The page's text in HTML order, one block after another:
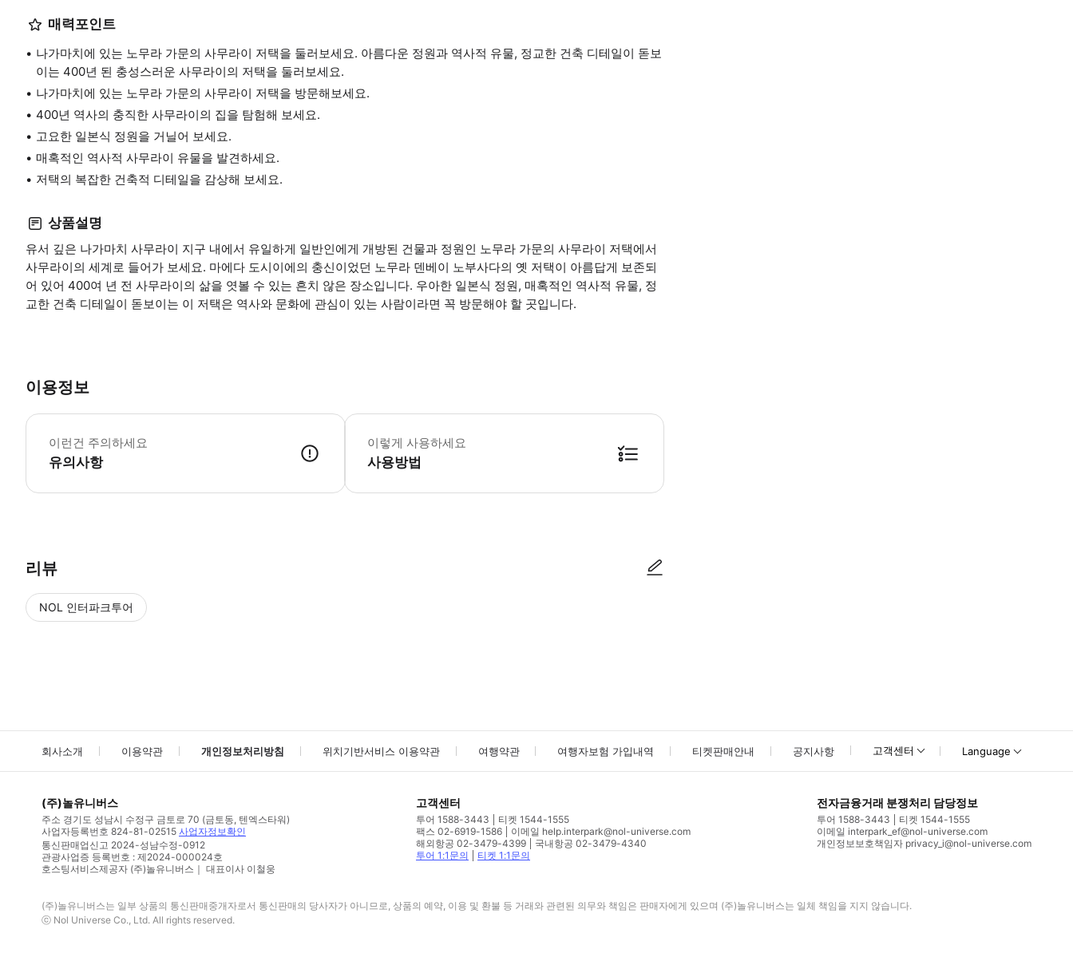
매력포인트
나가마치에 있는 노무라 가문의 사무라이 저택을 둘러보세요. 아름다운 정원과 역사적 유물, 정교한 건축 디테일이 돋보
이는 400년 된 충성스러운 사무라이의 저택을 둘러보세요.
나가마치에 있는 노무라 가문의 사무라이 저택을 방문해보세요.
400년 역사의 충직한 사무라이의 집을 탐험해 보세요.
고요한 일본식 정원을 거닐어 보세요.
매혹적인 역사적 사무라이 유물을 발견하세요.
저택의 복잡한 건축적 디테일을 감상해 보세요.
상품설명
유서 깊은 나가마치 사무라이 지구 내에서 유일하게 일반인에게 개방된 건물과 정원인 노무라 가문의 사무라이 저택에서
사무라이의 세계로 들어가 보세요. 마에다 도시이에의 충신이었던 노무라 덴베이 노부사다의 옛 저택이 아름답게 보존되
어 있어 400여 년 전 사무라이의 삶을 엿볼 수 있는 흔치 않은 장소입니다. 우아한 일본식 정원, 매혹적인 역사적 유물, 정
교한 건축 디테일이 돋보이는 이 저택은 역사와 문화에 관심이 있는 사람이라면 꼭 방문해야 할 곳입니다.
이용정보
이런건 주의하세요
유의사항
- 만 6세 미만 어린이는 무료로 입장할 수 있습니다. - 입장 전 신발을 벗어야 합니다. - 유물, 가구 또는 전시물을 만지지 마세요. - 숙소 내에서는 조용하고
이렇게 사용하세요
사용방법
리뷰
NOL 인터파크투어
회사소개 이용약관 개인정보처리방침 위치기반서비스 이용약관 여행약관 여행자보험 가입내역 티켓판매안내 공지사항 고객센터 Language
(주)놀유니버스
주소 경기도 성남시 수정구 금토로 70 (금토동, 텐엑스타워)
사업자등록번호 824-81-02515 사업자정보확인
통신판매업신고 2024-성남수정-0912
관광사업증 등록번호 : 제2024-000024호
호스팅서비스제공자 (주)놀유니버스｜ 대표이사 이철웅
고객센터
투어 1588-3443
티켓 1544-1555
팩스 02-6919-1586
이메일 help.interpark@nol-universe.com
해외항공 02-3479-4399
국내항공 02-3479-4340
투어 1:1문의
티켓 1:1문의
전자금융거래 분쟁처리 담당정보
투어 1588-3443
티켓 1544-1555
이메일 interpark_ef@nol-universe.com
개인정보보호책임자 privacy_i@nol-universe.com
(주)놀유니버스는 일부 상품의 통신판매중개자로서 통신판매의 당사자가 아니므로, 상품의 예약, 이용 및 환불 등 거래와 관련된 의무와 책임은 판매자에게 있으며 (주)놀유니버스는 일체 책임을 지지 않습니다.
ⓒ Nol Universe Co., Ltd. All rights reserved.